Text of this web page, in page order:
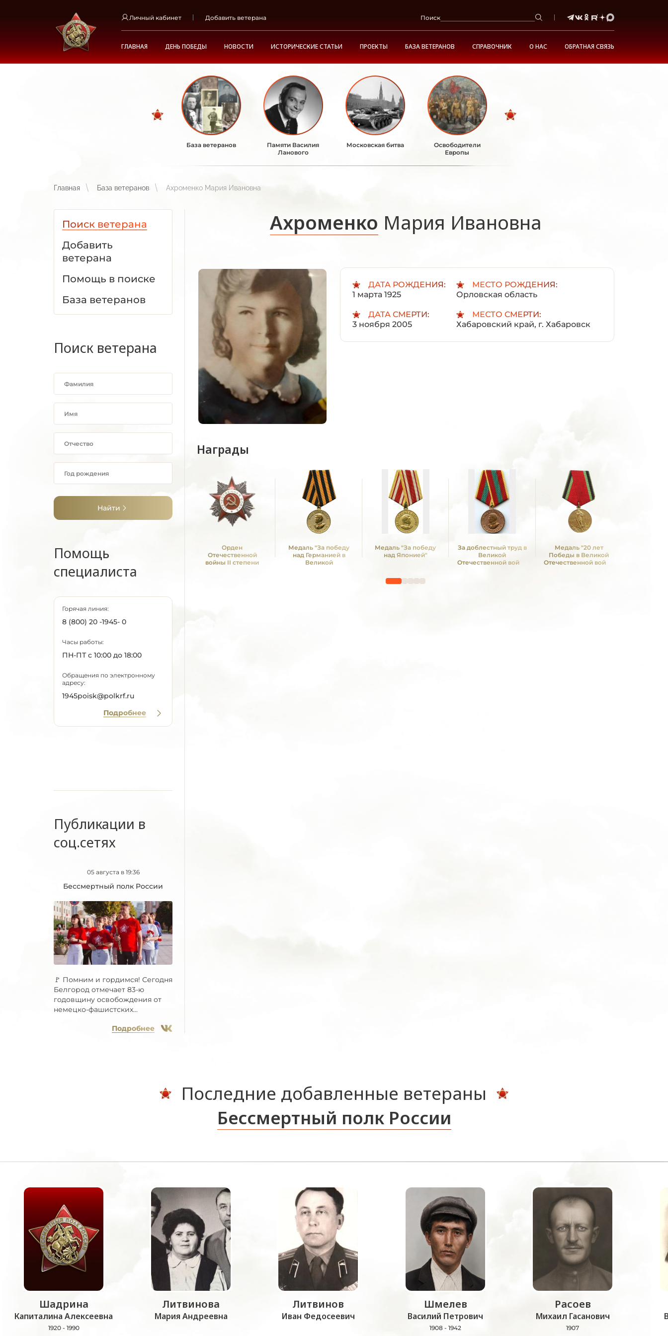
Личный кабинет Добавить ветерана Поиск
ГЛАВНАЯ ДЕНЬ ПОБЕДЫ НОВОСТИ ИСТОРИЧЕСКИЕ СТАТЬИ ПРОЕКТЫ БАЗА ВЕТЕРАНОВ СПРАВОЧНИК О НАС ОБРАТНАЯ СВЯЗЬ
База ветеранов
Памяти Василия
Ланового
Московская битва
Освободители
Европы
Главная База ветеранов Ахроменко Мария Ивановна
Поиск ветерана
Добавить
ветерана
Помощь в поиске
База ветеранов
Поиск ветерана
Найти
Помощь
специалиста
Горячая линия:
8 (800) 20 -1945- 0
Часы работы:
ПН-ПТ с 10:00 до 18:00
Обращения по электронному
адресу:
1945poisk@polkrf.ru
Подробнее
Публикации в
соц.сетях
05 августа в 19:36
Бессмертный полк России
🚩 Помним и гордимся! Сегодня
Белгород отмечает 83-ю
годовщину освобождения от
немецко-фашистских...
Подробнее
Ахроменко Мария Ивановна
ДАТА РОЖДЕНИЯ:
1 марта 1925
МЕСТО РОЖДЕНИЯ:
Орловская область
ДАТА СМЕРТИ:
3 ноября 2005
МЕСТО СМЕРТИ:
Хабаровский край, г. Хабаровск
Награды
Орден
Отечественной
войны II степени
Медаль "За победу
над Германией в
Великой
Медаль "За победу
над Японией"
За доблестный труд в
Великой
Отечественной войне
Медаль "20 лет
Победы в Великой
Отечественной войне
Последние добавленные ветераны
Бессмертный полк России
Шадрина
Капиталина Алексеевна
1920 - 1990
Литвинова
Мария Андреевна
Литвинов
Иван Федосеевич
Шмелев
Василий Петрович
1908 - 1942
Расоев
Михаил Гасанович
1907